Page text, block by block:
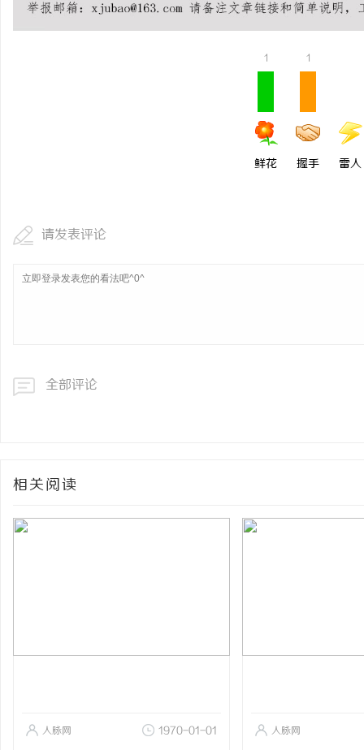
1
鲜花
1
握手 雷人
请发表评论
全部评论
相关阅读
人脉网 1970-01-01 人脉网